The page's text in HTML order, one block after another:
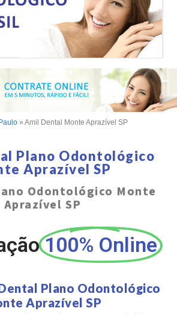
» Amil Dental Monte Aprazível SP
Plano Odontológico
Aprazível SP
Odontológico Monte
Aprazível SP
100% Online
Plano Odontológico
Aprazível SP